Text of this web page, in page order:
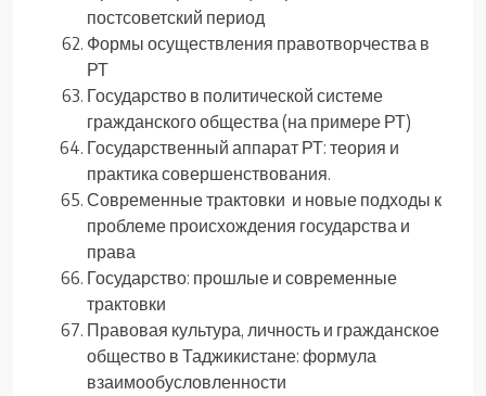
постсоветский период
Формы осуществления правотворчества в
РТ
Государство в политической системе
гражданского общества (на примере РТ)
Государственный аппарат РТ: теория и
практика совершенствования.
Современные трактовки и новые подходы к
проблеме происхождения государства и
права
Государство: прошлые и современные
трактовки
Правовая культура, личность и гражданское
общество в Таджикистане: формула
взаимообусловленности